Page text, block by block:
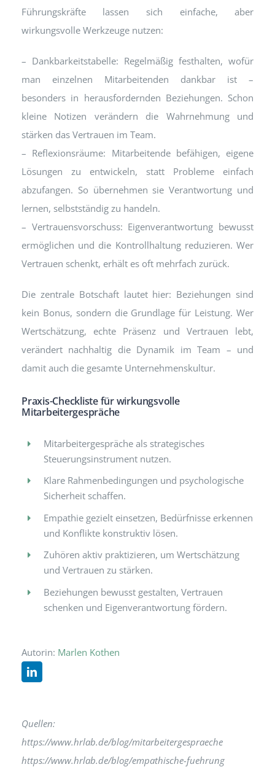
Führungskräfte lassen sich einfache, aber
wirkungsvolle Werkzeuge nutzen:
– Dankbarkeitstabelle: Regelmäßig festhalten, wofür
man einzelnen Mitarbeitenden dankbar ist –
besonders in herausfordernden Beziehungen. Schon
kleine Notizen verändern die Wahrnehmung und
stärken das Vertrauen im Team.
– Reflexionsräume: Mitarbeitende befähigen, eigene
Lösungen zu entwickeln, statt Probleme einfach
abzufangen. So übernehmen sie Verantwortung und
lernen, selbstständig zu handeln.
– Vertrauensvorschuss: Eigenverantwortung bewusst
ermöglichen und die Kontrollhaltung reduzieren. Wer
Vertrauen schenkt, erhält es oft mehrfach zurück.
Die zentrale Botschaft lautet hier: Beziehungen sind
kein Bonus, sondern die Grundlage für Leistung. Wer
Wertschätzung, echte Präsenz und Vertrauen lebt,
verändert nachhaltig die Dynamik im Team – und
damit auch die gesamte Unternehmenskultur.
Praxis-Checkliste für wirkungsvolle
Mitarbeitergespräche
Mitarbeitergespräche als strategisches
Steuerungsinstrument nutzen.
Klare Rahmenbedingungen und psychologische
Sicherheit schaffen.
Empathie gezielt einsetzen, Bedürfnisse erkennen
und Konflikte konstruktiv lösen.
Zuhören aktiv praktizieren, um Wertschätzung
und Vertrauen zu stärken.
Beziehungen bewusst gestalten, Vertrauen
schenken und Eigenverantwortung fördern.
Autorin: Marlen Kothen
Quellen:
https://www.hrlab.de/blog/mitarbeitergespraeche
https://www.hrlab.de/blog/empathische-fuehrung